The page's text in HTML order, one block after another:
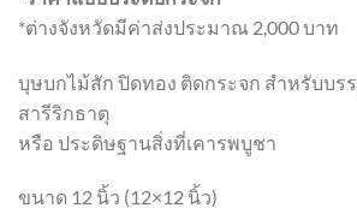
*ต่างจังหวัดมีค่าส่งประมาณ 2,000 บาท
บุษบกไม้สัก ปิดทอง ติดกระจก สำหรับบร
สารีริกธาตุ
หรือ ประดิษฐานสิ่งที่เคารพบูชา
ขนาด 12 นิ้ว (12×12 นิ้ว)